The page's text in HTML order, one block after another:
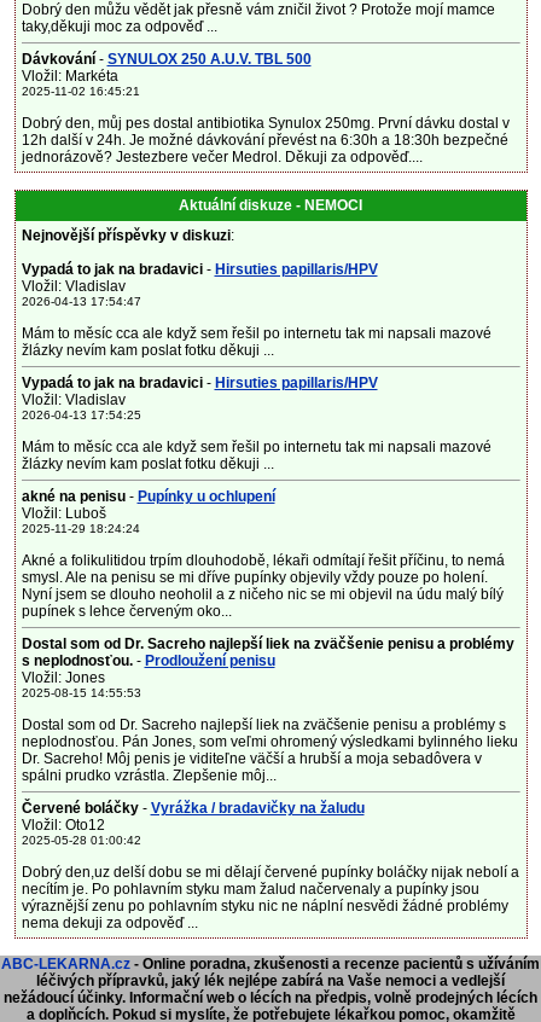
Dobrý den můžu vědět jak přesně vám zničil život ? Protože mojí mamce
taky,děkuji moc za odpověď ...
Dávkování - SYNULOX 250 A.U.V. TBL 500
Vložil: Markéta
2025-11-02 16:45:21
Dobrý den, můj pes dostal antibiotika Synulox 250mg. První dávku dostal v
12h další v 24h. Je možné dávkování převést na 6:30h a 18:30h bezpečné
jednorázově? Jestezbere večer Medrol. Děkuji za odpověď....
Aktuální diskuze - NEMOCI
Nejnovější příspěvky v diskuzi:
Vypadá to jak na bradavici - Hirsuties papillaris/HPV
Vložil: Vladislav
2026-04-13 17:54:47
Mám to měsíc cca ale když sem řešil po internetu tak mi napsali mazové
žlázky nevím kam poslat fotku děkuji ...
Vypadá to jak na bradavici - Hirsuties papillaris/HPV
Vložil: Vladislav
2026-04-13 17:54:25
Mám to měsíc cca ale když sem řešil po internetu tak mi napsali mazové
žlázky nevím kam poslat fotku děkuji ...
akné na penisu- Pupínky u ochlupení
Vložil: Luboš
2025-11-29 18:24:24
Akné a folikulitidou trpím dlouhodobě, lékaři odmítají řešit příčinu, to nemá
smysl. Ale na penisu se mi dříve pupínky objevily vždy pouze po holení.
Nyní jsem se dlouho neoholil a z ničeho nic se mi objevil na údu malý bílý
pupínek s lehce červeným oko...
Dostal som od Dr. Sacreho najlepší liek na zväčšenie penisu a problémy
s neplodnosťou.- Prodloužení penisu
Vložil: Jones
2025-08-15 14:55:53
Dostal som od Dr. Sacreho najlepší liek na zväčšenie penisu a problémy s
neplodnosťou. Pán Jones, som veľmi ohromený výsledkami bylinného lieku
Dr. Sacreho! Môj penis je viditeľne väčší a hrubší a moja sebadôvera v
spálni prudko vzrástla. Zlepšenie môj...
Červené boláčky - Vyrážka / bradavičky na žaludu
Vložil: Oto12
2025-05-28 01:00:42
Dobrý den,uz delší dobu se mi dělají červené pupínky boláčky nijak nebolí a
necítím je. Po pohlavním styku mam žalud načervenaly a pupínky jsou
výraznější zenu po pohlavním styku nic ne náplní nesvědi žádné problémy
nema dekuji za odpověď ...
ABC-LEKARNA.cz - Online poradna, zkušenosti a recenze pacientů s užíváním
léčivých přípravků, jaký lék nejlépe zabírá na Vaše nemoci a vedlejší
nežádoucí účinky. Informační web o lécích na předpis, volně prodejných lécích
a doplňcích. Pokud si myslíte, že potřebujete lékařkou pomoc, okamžitě